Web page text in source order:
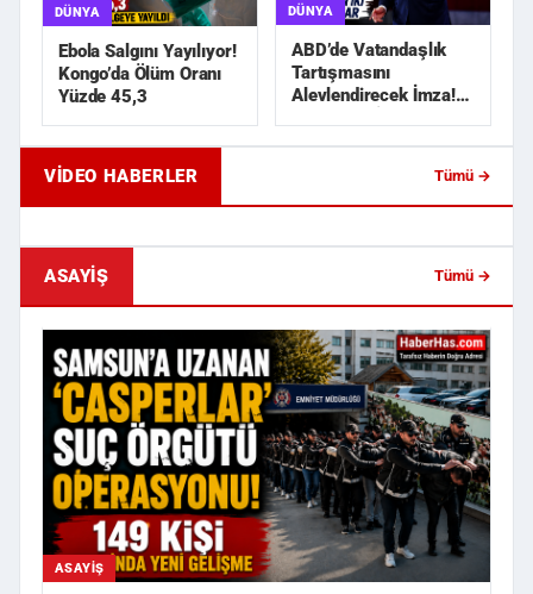
DÜNYA
Ebola Salgını Yayılıyor!
Kongo’da Ölüm Oranı
Yüzde 45,3
DÜNYA
ABD’de Vatandaşlık
Tartışmasını
Alevlendirecek İmza!
Karar
VIDEO HABERLER
Tümü →
Geride Bıraktığı Mektup Tefecilik
Samsun'da Lise
ASAYIŞ Tümü →
ASAYIŞ